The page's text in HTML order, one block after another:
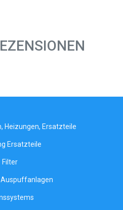
Heizungen, Ersatzteile
Ersatzteile
Filter